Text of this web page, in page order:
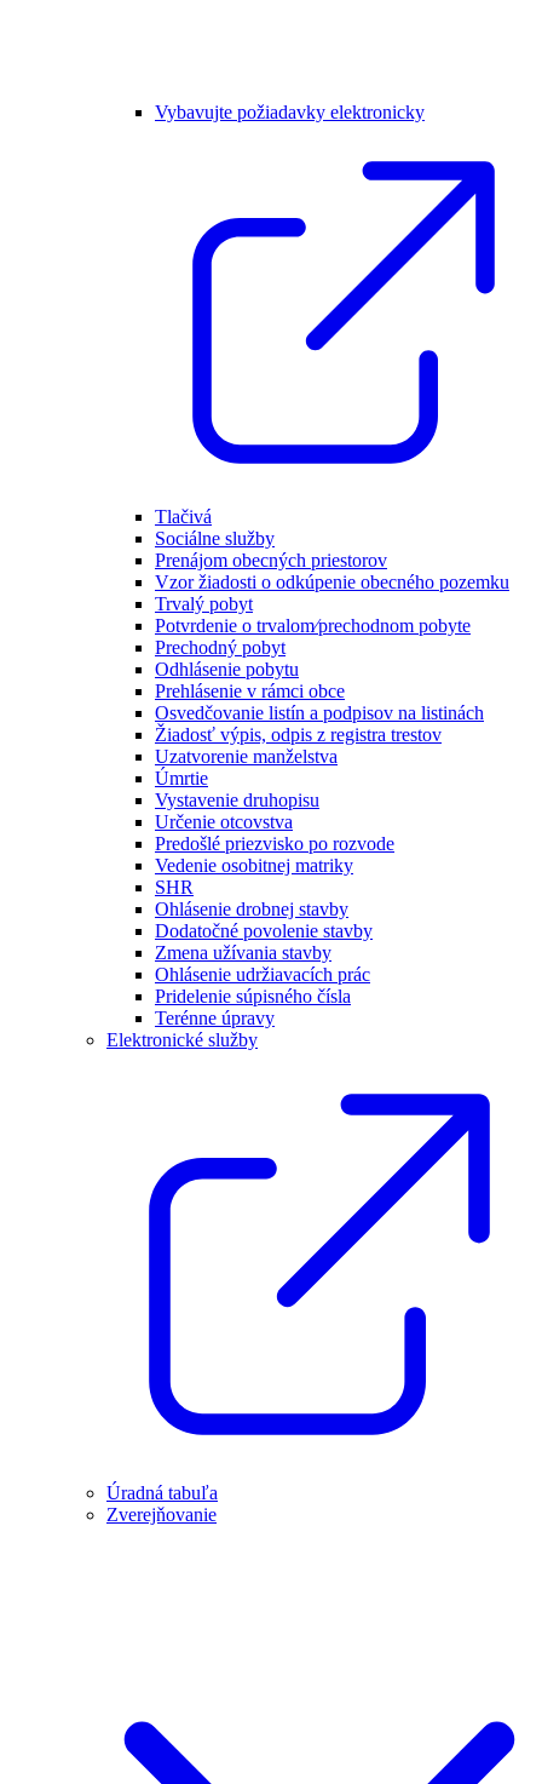
Vybavujte požiadavky elektronicky
Tlačivá
Sociálne služby
Prenájom obecných priestorov
Vzor žiadosti o odkúpenie obecného pozemku
Trvalý pobyt
Potvrdenie o trvalom⁄prechodnom pobyte
Prechodný pobyt
Odhlásenie pobytu
Prehlásenie v rámci obce
Osvedčovanie listín a podpisov na listinách
Žiadosť výpis, odpis z registra trestov
Uzatvorenie manželstva
Úmrtie
Vystavenie druhopisu
Určenie otcovstva
Predošlé priezvisko po rozvode
Vedenie osobitnej matriky
SHR
Ohlásenie drobnej stavby
Dodatočné povolenie stavby
Zmena užívania stavby
Ohlásenie udržiavacích prác
Pridelenie súpisného čísla
Terénne úpravy
Elektronické služby
Úradná tabuľa
Zverejňovanie